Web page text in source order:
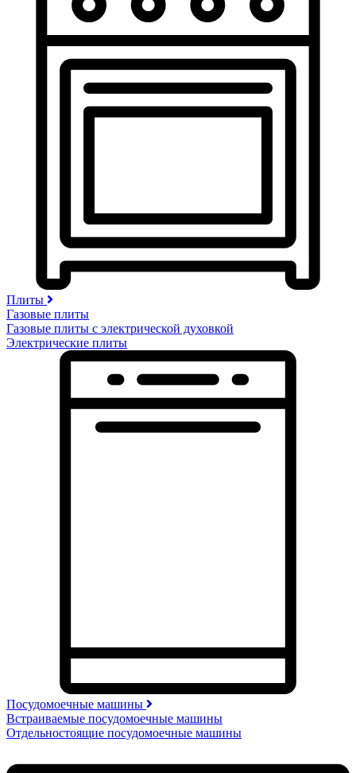
Плиты
Газовые плиты
Газовые плиты с электрической духовкой
Электрические плиты
Посудомоечные машины
Встраиваемые посудомоечные машины
Отдельностоящие посудомоечные машины